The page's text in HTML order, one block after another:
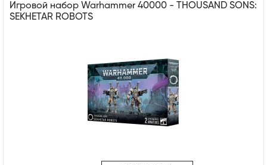
Игровой набор Warhammer 40000 - THOUSAND SONS:
SEKHETAR ROBOTS